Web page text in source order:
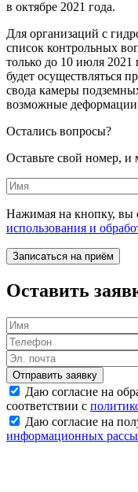
в октябре 2021 года.
Для организаций с
список контрольных
только до 10 июля 2021
будет осуществляться
свода камеры
возможные
Остались вопросы?
Оставьте свой номер,
Нажимая на кнопку, вы
использования и
Записаться на приём
Оставить
Отправить заявку
Даю согласие на
соответствии с
Даю согласие на
информационных